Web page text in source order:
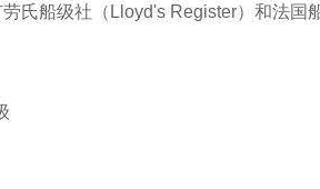
氏船级社（Lloyd's Register）和法国